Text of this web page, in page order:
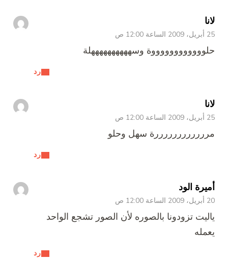
لانا
25 أبريل، 2009 الساعة 12:00 ص
رد
حلووووووووووووة وسههههههههههلة
لانا
25 أبريل، 2009 الساعة 12:00 ص
رد
مررررررررررررة سهل وحلو
أميرة الود
20 أبريل، 2009 الساعة 12:00 ص
رد
ياليت تزودونا بالصوره لأن الصور تشجع الواحد
يعمله